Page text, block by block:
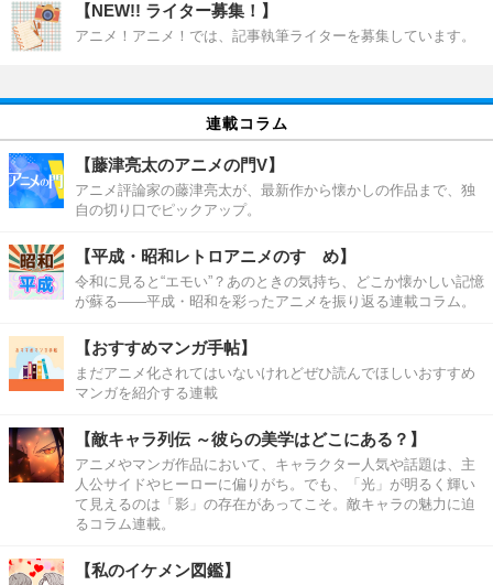
【NEW!! ライター募集！】
アニメ！アニメ！では、記事執筆ライターを募集しています。
連載コラム
【藤津亮太のアニメの門V】
アニメ評論家の藤津亮太が、最新作から懐かしの作品まで、独
自の切り口でピックアップ。
【平成・昭和レトロアニメのすゝめ】
令和に見ると“エモい”？あのときの気持ち、どこか懐かしい記憶
が蘇る――平成・昭和を彩ったアニメを振り返る連載コラム。
【おすすめマンガ手帖】
まだアニメ化されてはいないけれどぜひ読んでほしいおすすめ
マンガを紹介する連載
【敵キャラ列伝 ～彼らの美学はどこにある？】
アニメやマンガ作品において、キャラクター人気や話題は、主
人公サイドやヒーローに偏りがち。でも、「光」が明るく輝い
て見えるのは「影」の存在があってこそ。敵キャラの魅力に迫
るコラム連載。
【私のイケメン図鑑】